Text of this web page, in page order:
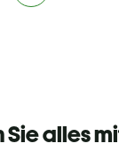
Sie alles